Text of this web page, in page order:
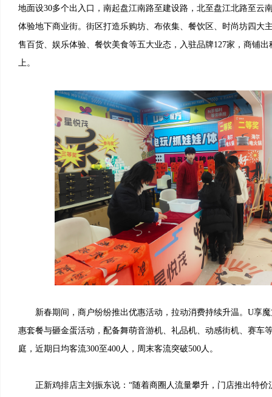
地面设30多个出入口，南起盘江南路至建设路，北至盘江北路至云
体验地下商业街。街区打造乐购坊、布依集、餐饮区、时尚坊四大
售百货、娱乐体验、餐饮美食等五大业态，入驻品牌127家，商铺出
上。
新春期间，商户纷纷推出优惠活动，拉动消费持续升温。U享魔
惠套餐与砸金蛋活动，配备舞萌音游机、礼品机、动感街机、赛车
庭，近期日均客流300至400人，周末客流突破500人。
正新鸡排店主刘振东说：“随着商圈人流量攀升，门店推出特价